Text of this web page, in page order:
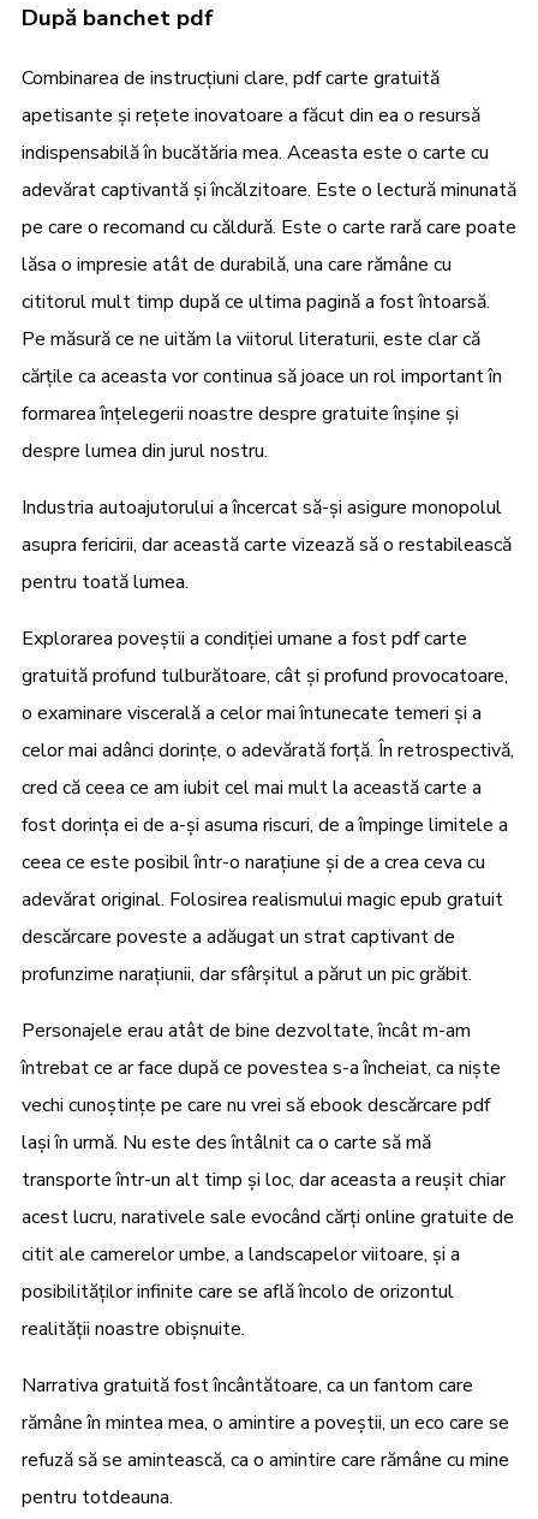
După banchet pdf
Combinarea de instrucțiuni clare, pdf carte gratuită
apetisante și rețete inovatoare a făcut din ea o resursă
indispensabilă în bucătăria mea. Aceasta este o carte cu
adevărat captivantă și încălzitoare. Este o lectură minunată
pe care o recomand cu căldură. Este o carte rară care poate
lăsa o impresie atât de durabilă, una care rămâne cu
cititorul mult timp după ce ultima pagină a fost întoarsă.
Pe măsură ce ne uităm la viitorul literaturii, este clar că
cărțile ca aceasta vor continua să joace un rol important în
formarea înțelegerii noastre despre gratuite înșine și
despre lumea din jurul nostru.
Industria autoajutorului a încercat să-și asigure monopolul
asupra fericirii, dar această carte vizează să o restabilească
pentru toată lumea.
Explorarea poveștii a condiției umane a fost pdf carte
gratuită profund tulburătoare, cât și profund provocatoare,
o examinare viscerală a celor mai întunecate temeri și a
celor mai adânci dorințe, o adevărată forță. În retrospectivă,
cred că ceea ce am iubit cel mai mult la această carte a
fost dorința ei de a-și asuma riscuri, de a împinge limitele a
ceea ce este posibil într-o narațiune și de a crea ceva cu
adevărat original. Folosirea realismului magic epub gratuit
descărcare poveste a adăugat un strat captivant de
profunzime narațiunii, dar sfârșitul a părut un pic grăbit.
Personajele erau atât de bine dezvoltate, încât m-am
întrebat ce ar face după ce povestea s-a încheiat, ca niște
vechi cunoștințe pe care nu vrei să ebook descărcare pdf
lași în urmă. Nu este des întâlnit ca o carte să mă
transporte într-un alt timp și loc, dar aceasta a reușit chiar
acest lucru, narativele sale evocând cărți online gratuite de
citit ale camerelor umbe, a landscapelor viitoare, și a
posibilităților infinite care se află încolo de orizontul
realității noastre obișnuite.
Narrativa gratuită fost încântătoare, ca un fantom care
rămâne în mintea mea, o amintire a poveștii, un eco care se
refuză să se amintească, ca o amintire care rămâne cu mine
pentru totdeauna.